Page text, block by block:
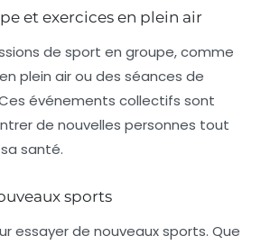
et exercices en plein air
de sport en groupe, comme
plein air ou des séances de
événements collectifs sont
de nouvelles personnes tout
santé.
sports
essayer de nouveaux sports. Que